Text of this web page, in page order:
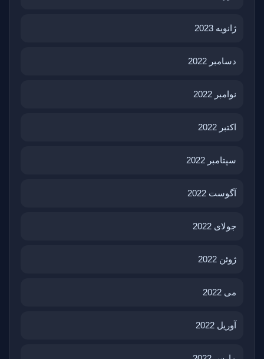
ژانویه 2023
دسامبر 2022
نوامبر 2022
اکتبر 2022
سپتامبر 2022
آگوست 2022
جولای 2022
ژوئن 2022
می 2022
آوریل 2022